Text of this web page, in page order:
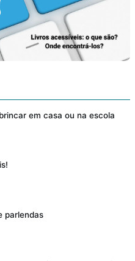
em casa ou na escola
parlendas